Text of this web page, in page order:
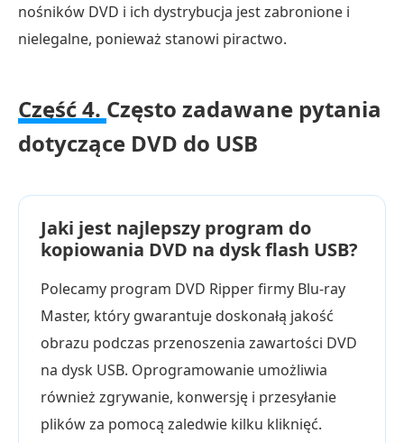
nośników DVD i ich dystrybucja jest zabronione i
nielegalne, ponieważ stanowi piractwo.
Część 4. Często zadawane pytania
dotyczące DVD do USB
Jaki jest najlepszy program do
kopiowania DVD na dysk flash USB?
Polecamy program DVD Ripper firmy Blu-ray
Master, który gwarantuje doskonałą jakość
obrazu podczas przenoszenia zawartości DVD
na dysk USB. Oprogramowanie umożliwia
również zgrywanie, konwersję i przesyłanie
plików za pomocą zaledwie kilku kliknięć.